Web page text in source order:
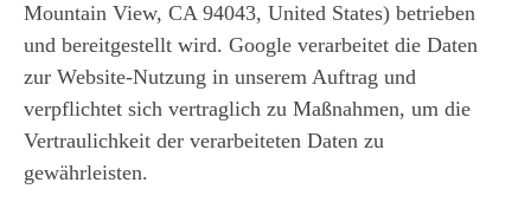
Mountain View, CA 94043, United States) betrieben
und bereitgestellt wird. Google verarbeitet die Daten
zur Website-Nutzung in unserem Auftrag und
verpflichtet sich vertraglich zu Maßnahmen, um die
Vertraulichkeit der verarbeiteten Daten zu
gewährleisten.